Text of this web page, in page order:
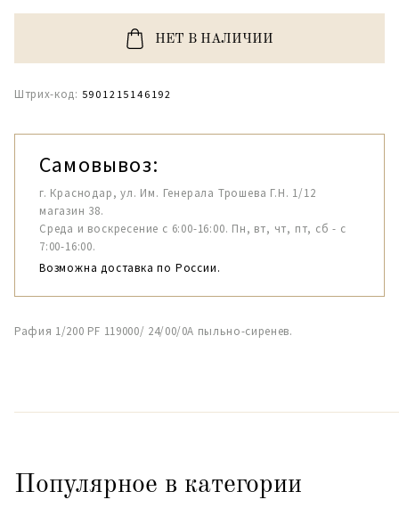
НЕТ В НАЛИЧИИ
Штрих-код: 5901215146192
Самовывоз:
г. Краснодар, ул. Им. Генерала Трошева Г.Н. 1/12
магазин 38.
Среда и воскресение с 6:00-16:00. Пн, вт, чт, пт, сб - с
7:00-16:00.
Возможна доставка по России.
Рафия 1/200 PF 119000/ 24/00/0А пыльно-сиренев.
Популярное в категории